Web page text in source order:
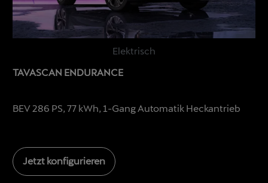
Elektrisch
TAVASCAN ENDURANCE
BEV 286 PS, 77 kWh, 1-Gang Automatik Heckantrieb
Jetzt konfigurieren